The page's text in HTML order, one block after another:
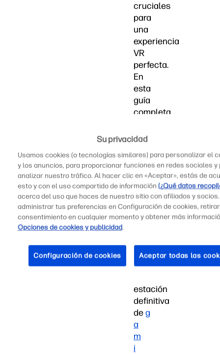
cruciales
para
una
experiencia
VR
perfecta.
En
esta
guía
completa,
todo
que
necesitas
saber
para
transformar
tu
OMEN
en
estación
definitiva
deg
a
m
i
Su privacidad
Usamos cookies (o tecnologías similares) para personalizar el
y los anuncios, para proporcionar funciones en redes sociales y
analizar nuestro tráfico. Al hacer clic en «Aceptar», estás de
esto y con el uso compartido de información (¿Qué datos
acerca del uso que haces de nuestro sitio con afiliados y
administrar tus preferencias en Configuración de cookies,
consentimiento en cualquier momento y obtener más
Opciones de cookies y publicidad.
Configuración de cookies Aceptar todas las